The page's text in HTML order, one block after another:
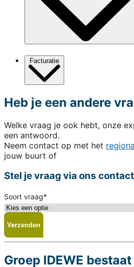
Facturatie
Heb je een andere
Welke vraag je ook hebt, onze
een antwoord.
Neem contact op met het
jouw buurt of
Stel je vraag via ons
Soort vraag*
Groep IDEWE